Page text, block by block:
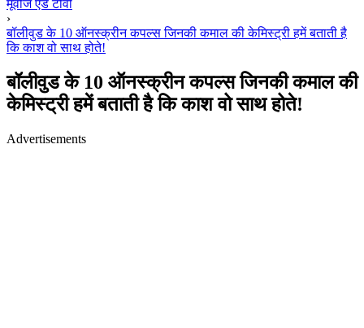
मूवीज एंड टीवी
›
बॉलीवुड के 10 ऑनस्क्रीन कपल्स जिनकी कमाल की केमिस्ट्री हमें बताती है
कि काश वो साथ होते!
बॉलीवुड के 10 ऑनस्क्रीन कपल्स जिनकी कमाल की
केमिस्ट्री हमें बताती है कि काश वो साथ होते!
Advertisements